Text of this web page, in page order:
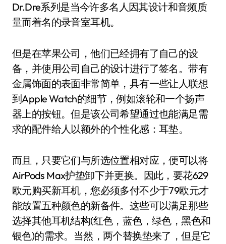
Dr.Dre系列是当今许多名人因其设计和音频质
量而着名的录音室耳机。
但是在苹果公司，他们已经拥有了自己的设
备，并使用公司自己的设计进行了签名。带有
金属饰面的表面非常简单，具有一些让人联想
到Apple Watch的细节，例如滚轮和一个扬声
器上的按钮。但是该公司希望通过也能满足需
求的配件给人以额外的个性化感：耳垫。
而且，只要它们与所选位置相对应，便可以将
AirPods Max护垫卸下并更换。因此，要花629
欧元购买新耳机，您必须多付不少于79欧元才
能放置五种颜色的新备件。这些可以满足那些
选择其他耳机结构(红色，蓝色，绿色，黑色和
银色)的需求。当然，两个替换垫来了，但是它